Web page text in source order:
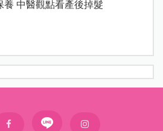
養 中醫觀點看產後掉髮